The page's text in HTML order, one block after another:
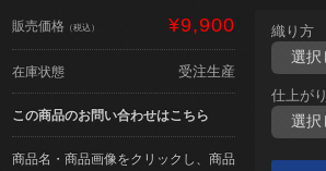
販売価格 （税込） ¥9,900
在庫状態 受注生産
この商品のお問い合わせはこちら
商品名・商品画像をクリックし、商品
織り方
仕上がり